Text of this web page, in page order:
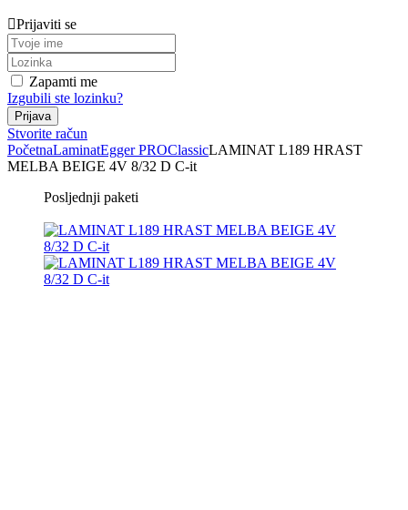
Prijaviti se
Zapamti me
Izgubili ste lozinku?
Stvorite račun
PočetnaLaminatEgger PROClassicLAMINAT L189 HRAST
MELBA BEIGE 4V 8/32 D C-it
Posljednji paketi